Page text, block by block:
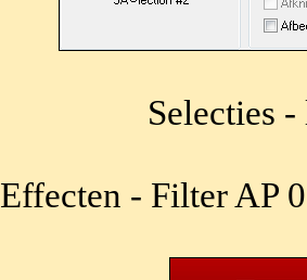
Selecties
Effecten - Filter AP